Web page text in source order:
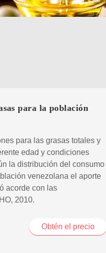
para la población
para las grasas totales y
edad y condiciones
la distribución del consumo
venezolana el aporte
acorde con las
2010.
Obtén el precio